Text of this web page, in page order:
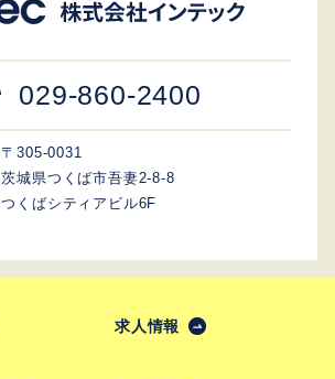
029-860-2400
〒305-0031
茨城県つくば市吾妻2-8-8
つくばシティアビル6F
求人情報